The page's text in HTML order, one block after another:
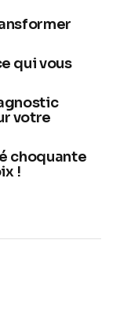
qui vous
votre
choquante
!